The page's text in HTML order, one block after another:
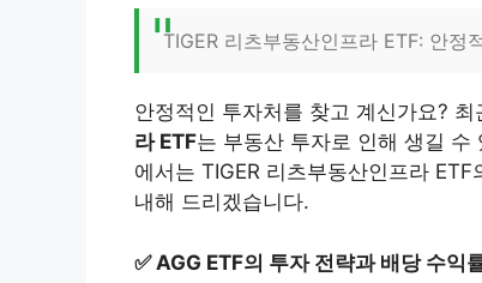
TIGER 리츠부동산인프라 ETF: 안정
안정적인 투자처를 찾고 계신가요?
라 ETF는 부동산 투자로 인해 생길 수
에서는 TIGER 리츠부동산인프라
내해 드리겠습니다.
✅ AGG ETF의 투자 전략과 배당 수익